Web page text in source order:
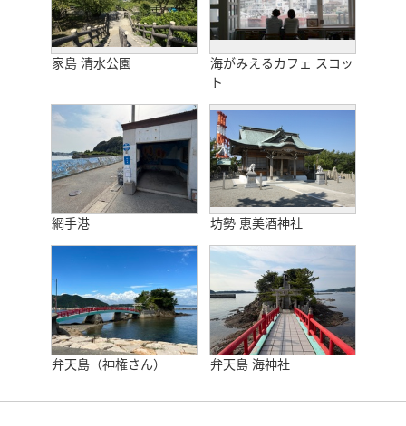
家島 清水公園
海がみえるカフェ スコッ
ト
網手港 坊勢 恵美酒神社
弁天島（神権さん） 弁天島 海神社